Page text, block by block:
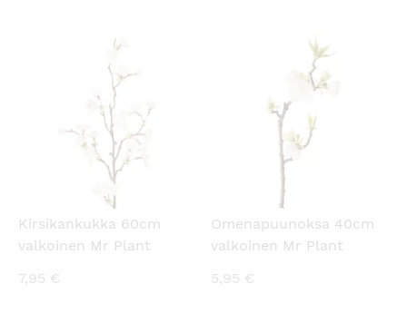
Kirsikankukka 60cm
valkoinen Mr Plant
7,95 €
KATSO PIKANÄKYMÄ
Omenapuunoksa 40cm
valkoinen Mr Plant
5,95 €